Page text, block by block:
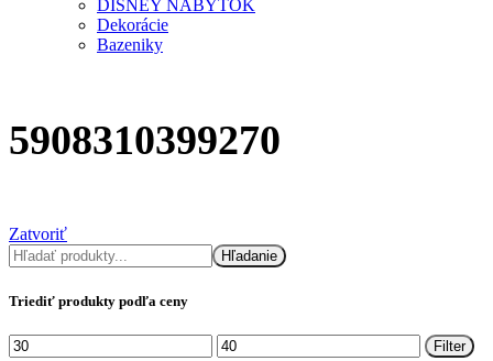
DISNEY NÁBYTOK
Dekorácie
Bazeniky
5908310399270
Zatvoriť
Hľadať
Hľadanie
Triediť produkty podľa ceny
Minimálna
Maximálna
Filter